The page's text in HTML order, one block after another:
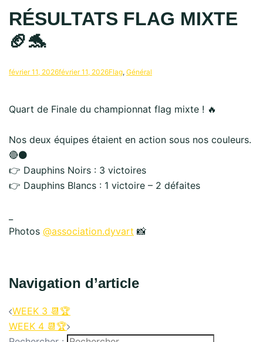
RÉSULTATS FLAG MIXTE
🏈🐬
février 11, 2026février 11, 2026Flag, Général
Quart de Finale du championnat flag mixte ! 🔥
Nos deux équipes étaient en action sous nos couleurs.
🔴⚫
👉 Dauphins Noirs : 3 victoires
👉 Dauphins Blancs : 1 victoire – 2 défaites
Photos @association.dyvart 📸
Navigation d’article
WEEK 3 📆🏆
WEEK 4 📆🏆